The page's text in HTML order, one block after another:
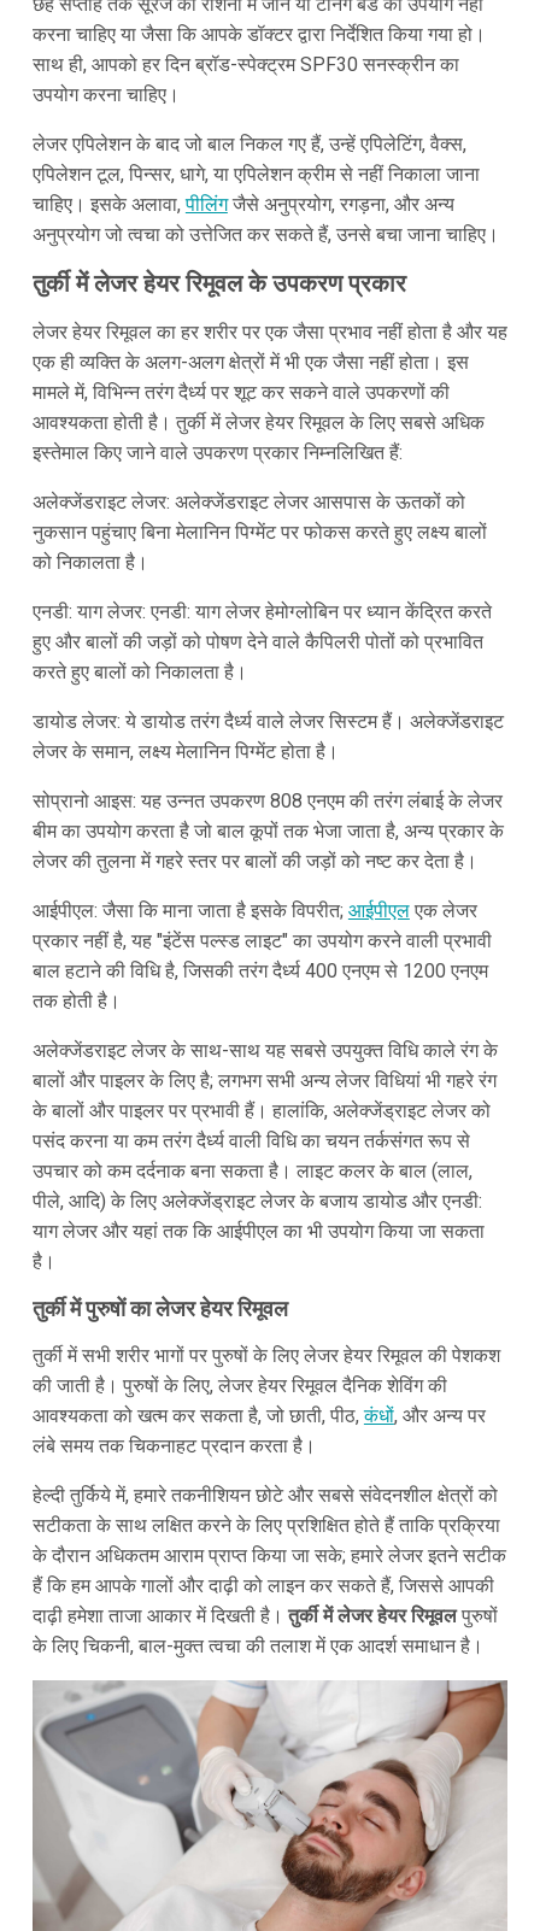
करना चाहिए या जैसा कि आपके डॉक्टर द्वारा निर्देशित किया गया हो।
साथ ही, आपको हर दिन ब्रॉड-स्पेक्ट्रम SPF30 सनस्क्रीन का
उपयोग करना चाहिए।
लेजर एपिलेशन के बाद जो बाल निकल गए हैं, उन्हें एपिलेटिंग, वैक्स,
एपिलेशन टूल, पिन्सर, धागे, या एपिलेशन क्रीम से नहीं निकाला जाना
चाहिए। इसके अलावा,पीलिंगजैसे अनुप्रयोग, रगड़ना, और अन्य
अनुप्रयोग जो त्वचा को उत्तेजित कर सकते हैं, उनसे बचा जाना चाहिए।
तुर्की में लेजर हेयर रिमूवल के उपकरण प्रकार
लेजर हेयर रिमूवल का हर शरीर पर एक जैसा प्रभाव नहीं होता है और यह
एक ही व्यक्ति के अलग-अलग क्षेत्रों में भी एक जैसा नहीं होता। इस
मामले में, विभिन्न तरंग दैर्ध्य पर शूट कर सकने वाले उपकरणों की
आवश्यकता होती है। तुर्की में लेजर हेयर रिमूवल के लिए सबसे अधिक
इस्तेमाल किए जाने वाले उपकरण प्रकार निम्नलिखित हैं:
अलेक्जेंडराइट लेजर: अलेक्जेंडराइट लेजर आसपास के ऊतकों को
नुकसान पहुंचाए बिना मेलानिन पिग्मेंट पर फोकस करते हुए लक्ष्य बालों
को निकालता है।
एनडी: याग लेजर: एनडी: याग लेजर हेमोग्लोबिन पर ध्यान केंद्रित करते
हुए और बालों की जड़ों को पोषण देने वाले कैपिलरी पोतों को प्रभावित
करते हुए बालों को निकालता है।
डायोड लेजर: ये डायोड तरंग दैर्ध्य वाले लेजर सिस्टम हैं। अलेक्जेंडराइट
लेजर के समान, लक्ष्य मेलानिन पिग्मेंट होता है।
सोप्रानो आइस: यह उन्नत उपकरण 808 एनएम की तरंग लंबाई के लेजर
बीम का उपयोग करता है जो बाल कूपों तक भेजा जाता है, अन्य प्रकार के
लेजर की तुलना में गहरे स्तर पर बालों की जड़ों को नष्ट कर देता है।
आईपीएल: जैसा कि माना जाता है इसके विपरीत; आईपीएलएक लेजर
प्रकार नहीं है, यह "इंटेंस पल्स्ड लाइट" का उपयोग करने वाली प्रभावी
बाल हटाने की विधि है, जिसकी तरंग दैर्ध्य 400 एनएम से 1200 एनएम
तक होती है।
अलेक्जेंडराइट लेजर के साथ-साथ यह सबसे उपयुक्त विधि काले रंग के
बालों और पाइलर के लिए है; लगभग सभी अन्य लेजर विधियां भी गहरे रंग
के बालों और पाइलर पर प्रभावी हैं। हालांकि, अलेक्जेंड्राइट लेजर को
पसंद करना या कम तरंग दैर्ध्य वाली विधि का चयन तर्कसंगत रूप से
उपचार को कम दर्दनाक बना सकता है। लाइट कलर के बाल (लाल,
पीले, आदि) के लिए अलेक्जेंड्राइट लेजर के बजाय डायोड और एनडी:
याग लेजर और यहां तक कि आईपीएल का भी उपयोग किया जा सकता
है।
तुर्की में पुरुषों का लेजर हेयर रिमूवल
तुर्की में सभी शरीर भागों पर पुरुषों के लिए लेजर हेयर रिमूवल की पेशकश
की जाती है। पुरुषों के लिए, लेजर हेयर रिमूवल दैनिक शेविंग की
आवश्यकता को खत्म कर सकता है, जो छाती, पीठ,कंधों, और अन्य पर
लंबे समय तक चिकनाहट प्रदान करता है।
हेल्दी तुर्किये में, हमारे तकनीशियन छोटे और सबसे संवेदनशील क्षेत्रों को
सटीकता के साथ लक्षित करने के लिए प्रशिक्षित होते हैं ताकि प्रक्रिया
के दौरान अधिकतम आराम प्राप्त किया जा सके; हमारे लेजर इतने सटीक
हैं कि हम आपके गालों और दाढ़ी को लाइन कर सकते हैं, जिससे आपकी
दाढ़ी हमेशा ताजा आकार में दिखती है।तुर्की में लेजर हेयर रिमूवलपुरुषों
के लिए चिकनी, बाल-मुक्त त्वचा की तलाश में एक आदर्श समाधान है।